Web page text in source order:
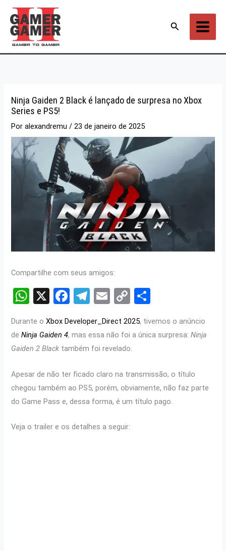
para
conteúdo
Pesquisar
Ninja Gaiden 2 Black é lançado de surpresa no Xbox
Series e PS5!
Poralexandremu/23 de janeiro de 2025
Compartilhe com seus amigos:
W
at
s
p
p
X
F
ce
b
o
k
T
e
gr
m
E
ail
C
py
k
ar
Durante oXbox Developer_Direct 2025, tivemos o anúncio
deNinja Gaiden 4, mas essa não foi a única surpresa:Ninja
Gaiden 2 Black também foi revelado.
Apesar de não ter ficado claro na transmissão, o título
chegou também ao PS5, porém, obviamente, não faz parte
do Game Pass e, dessa forma, é um título pago.
Veja o trailer e os detalhes a seguir: